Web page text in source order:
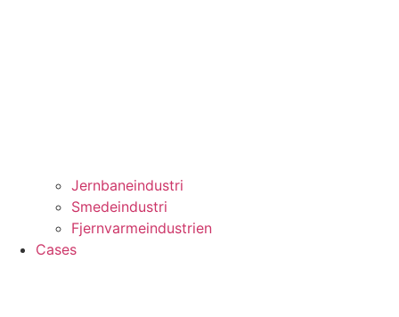
Jernbaneindustri
Smedeindustri
Fjernvarmeindustrien
Cases